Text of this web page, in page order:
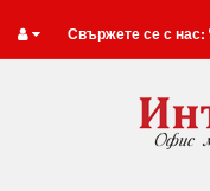
Свържете се с нас: